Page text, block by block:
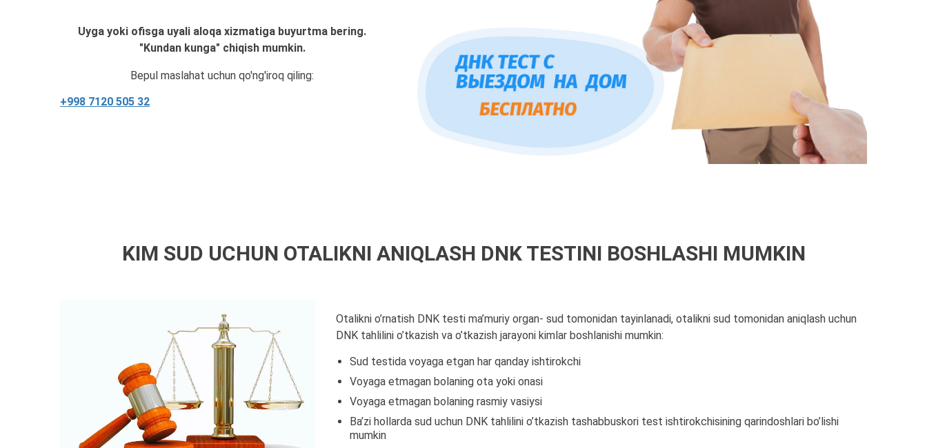
Uyga yoki ofisga uyali aloqa xizmatiga buyurtma bering.
"Kundan kunga" chiqish mumkin.
Bepul maslahat uchun qo'ng'iroq qiling:
+998 7120 505 32
KIM SUD UCHUN OTALIKNI ANIQLASH DNK TESTINI BOSHLASHI MUMKIN
Otalikni o’rnatish DNK testi ma’muriy organ- sud tomonidan tayinlanadi, otalikni sud tomonidan aniqlash uchun
DNK tahlilini o’tkazish va o’tkazish jarayoni kimlar boshlanishi mumkin:
Sud testida voyaga etgan har qanday ishtirokchi
Voyaga etmagan bolaning ota yoki onasi
Voyaga etmagan bolaning rasmiy vasiysi
Ba’zi hollarda sud uchun DNK tahlilini o’tkazish tashabbuskori test ishtirokchisining qarindoshlari bo’lishi
mumkin